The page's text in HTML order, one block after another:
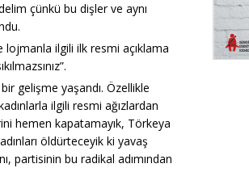
çünkü bu dişler ve aynı
lojmanla ilgili ilk resmi açıklama
gelişme yaşandı. Özellikle
ilgili resmi ağızlardan
hemen kapatamayık, Törkeya
öldürteceyik ki yavaş
partisinin bu radikal adımından